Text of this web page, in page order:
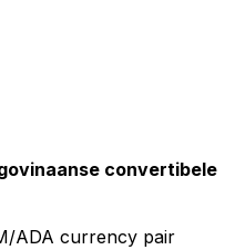
convertibele
ADA currency pair